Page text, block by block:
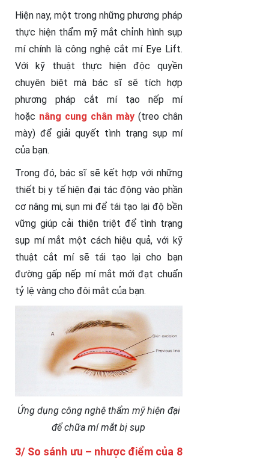
Hiện nay, một trong những phương pháp
thực hiện thẩm mỹ mắt chỉnh hình sụp
mí chính là công nghệ cắt mí Eye Lift.
Với kỹ thuật thực hiện độc quyền
chuyên biệt mà bác sĩ sẽ tích hợp
phương pháp cắt mí tạo nếp mí
hoặc nâng cung chân mày(treo chân
mày) để giải quyết tình trạng sụp mí
của bạn.
Trong đó, bác sĩ sẽ kết hợp với những
thiết bị y tế hiện đại tác động vào phần
cơ nâng mi, sụn mi để tái tạo lại độ bền
vững giúp cải thiện triệt để tình trạng
sụp mí mắt một cách hiệu quả, với kỹ
thuật cắt mí sẽ tái tạo lại cho bạn
đường gấp nếp mí mắt mới đạt chuẩn
tỷ lệ vàng cho đôi mắt của bạn.
Ứng dụng công nghệ thẩm mỹ hiện đại
để chữa mí mắt bị sụp
3/ So sánh ưu – nhược điểm của 8